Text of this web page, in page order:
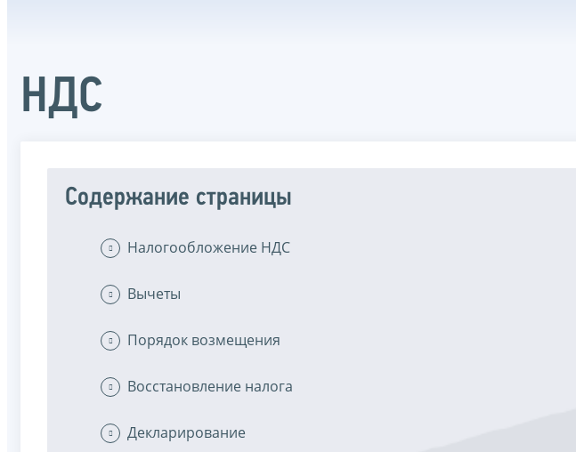
НДС
Содержание страницы
Налогообложение НДС
Вычеты
Порядок возмещения
Восстановление налога
Декларирование